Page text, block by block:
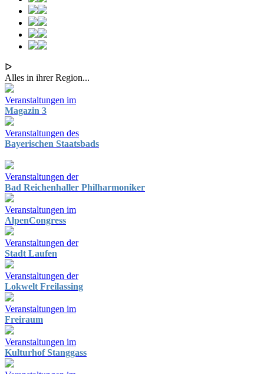
ᐅ
Alles in ihrer Region...
Veranstaltungen im
Magazin 3
Veranstaltungen des
Bayerischen Staatsbads
Veranstaltungen der
Bad Reichenhaller Philharmoniker
Veranstaltungen im
AlpenCongress
Veranstaltungen der
Stadt Laufen
Veranstaltungen der
Lokwelt Freilassing
Veranstaltungen im
Freiraum
Veranstaltungen im
Kulturhof Stanggass